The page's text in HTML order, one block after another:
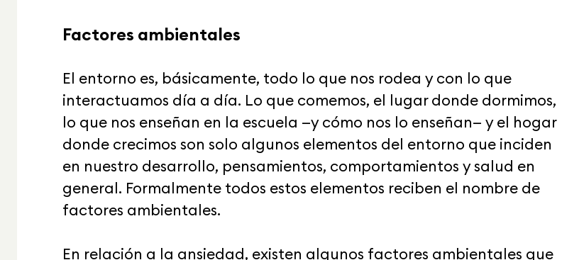
Factores ambientales
El entorno es, básicamente, todo lo que nos rodea y con lo que
interactuamos día a día. Lo que comemos, el lugar donde dormimos,
lo que nos enseñan en la escuela —y cómo nos lo enseñan— y el hogar
donde crecimos son solo algunos elementos del entorno que inciden
en nuestro desarrollo, pensamientos, comportamientos y salud en
general. Formalmente todos estos elementos reciben el nombre de
factores ambientales.
En relación a la ansiedad, existen algunos factores ambientales que